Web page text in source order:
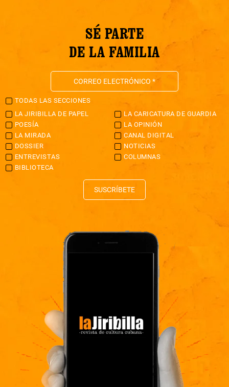
SÉ PARTE
DE LA FAMILIA
TODAS LAS SECCIONES
LA JIRIBILLA DE PAPEL
LA CARICATURA DE GUARDIA
POESÍA
LA OPINIÓN
LA MIRADA
CANAL DIGITAL
DOSSIER
NOTICIAS
ENTREVISTAS
COLUMNAS
BIBLIOTECA
SUSCRÍBETE